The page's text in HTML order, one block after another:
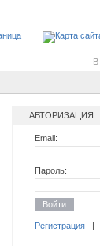
В
АВТОРИЗАЦИЯ
Email:
Пароль:
Войти
Регистрация|